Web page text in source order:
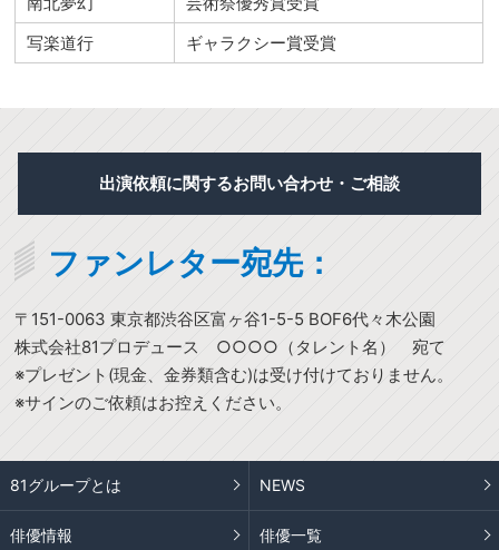
写楽道行
ギャラクシー賞受賞
出演依頼に関するお問い合わせ・ご相談
ファンレター宛先：
〒151-0063 東京都渋谷区富ヶ谷1-5-5 BOF6代々木公園
株式会社81プロデュース ○○○○（タレント名） 宛て
※プレゼント(現金、金券類含む)は受け付けておりません。
※サインのご依頼はお控えください。
81グループとは NEWS
俳優情報 俳優一覧